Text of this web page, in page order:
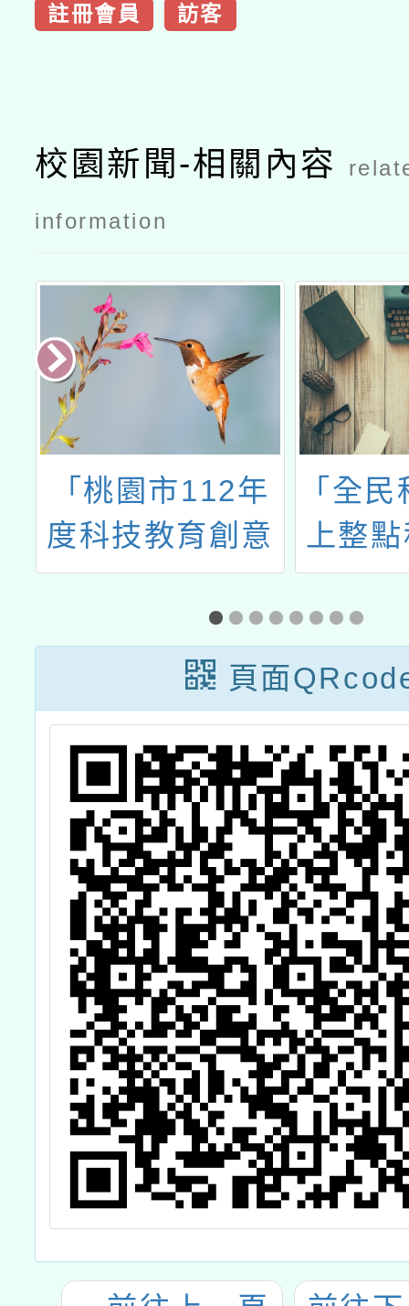
註冊會員 訪客
校園新聞-相關內容
information
「桃園市112年
度科技教育創意
實作競賽」說明
「全
上整
頁面